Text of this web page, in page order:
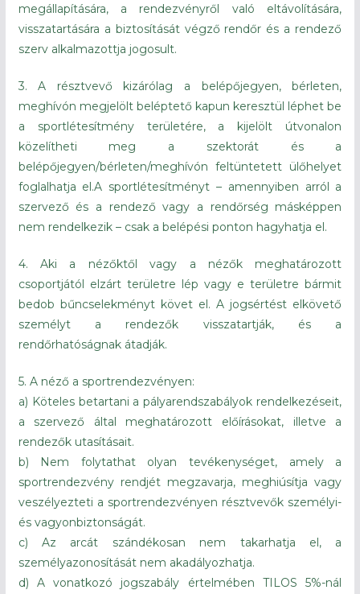
megállapítására, a rendezvényről való eltávolítására,
visszatartására a biztosítását végző rendőr és a rendező
szerv alkalmazottja jogosult.
3. A résztvevő kizárólag a belépőjegyen, bérleten,
meghívón megjelölt beléptető kapun keresztül léphet be
a sportlétesítmény területére, a kijelölt útvonalon
közelítheti meg a szektorát és a
belépőjegyen/bérleten/meghívón feltüntetett ülőhelyet
foglalhatja el.A sportlétesítményt – amennyiben arról a
szervező és a rendező vagy a rendőrség másképpen
nem rendelkezik – csak a belépési ponton hagyhatja el.
4. Aki a nézőktől vagy a nézők meghatározott
csoportjától elzárt területre lép vagy e területre bármit
bedob bűncselekményt követ el. A jogsértést elkövető
személyt a rendezők visszatartják, és a
rendőrhatóságnak átadják.
5. A néző a sportrendezvényen:
a) Köteles betartani a pályarendszabályok rendelkezéseit,
a szervező által meghatározott előírásokat, illetve a
rendezők utasításait.
b) Nem folytathat olyan tevékenységet, amely a
sportrendezvény rendjét megzavarja, meghiúsítja vagy
veszélyezteti a sportrendezvényen résztvevők személyi-
és vagyonbiztonságát.
c) Az arcát szándékosan nem takarhatja el, a
személyazonosítását nem akadályozhatja.
d) A vonatkozó jogszabály értelmében TILOS 5%-nál